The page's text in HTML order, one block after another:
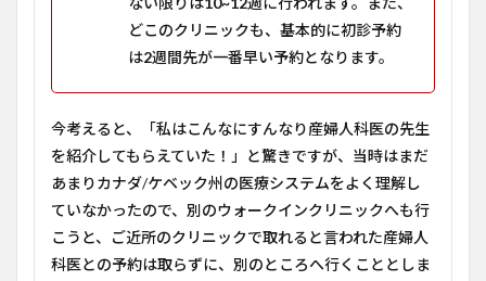
どこのクリニックも、基本的に初診予約
は2週間先が一番早い予約となります。
今考えると、「私はこんなにすんなり産婦人科医の先生
を紹介してもらえていた！」と驚きですが、当時はまだ
あまりカナダ/ケベック州の医療システムをよく理解し
ていなかったので、別のウォークインクリニックへも行
こうと、ご近所のクリニックで取れると言われた産婦人
科医との予約は取らずに、別のところへ行くこととしま